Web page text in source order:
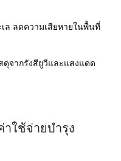
ล ลดความเสียหายในพื้นที่
จากรังสียูวีและแสงแดด
ใช้จ่ายบำรุง